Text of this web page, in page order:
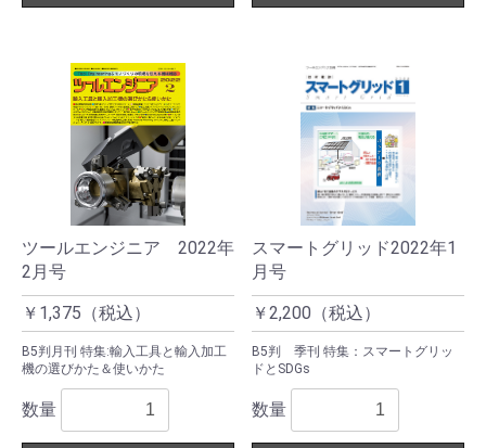
ツールエンジニア 2022年
2月号
￥1,375（税込）
B5判月刊 特集:輸入工具と輸入加工
機の選びかた＆使いかた
数量
スマートグリッド2022年1
月号
￥2,200（税込）
B5判 季刊 特集：スマートグリッ
ドとSDGs
数量